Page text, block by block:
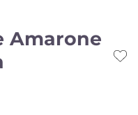
Amarone